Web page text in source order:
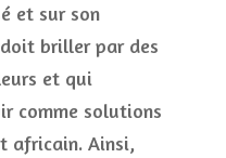
et sur son
briller par des
et qui
comme solutions
africain. Ainsi,